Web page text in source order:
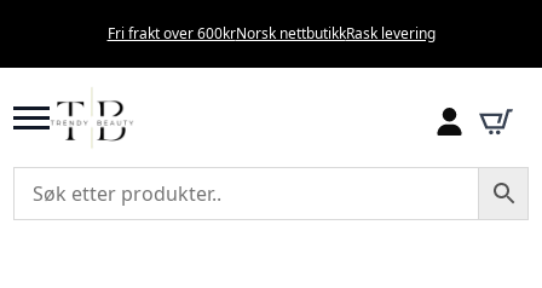
Fri frakt over 600krNorsk nettbutikkRask levering